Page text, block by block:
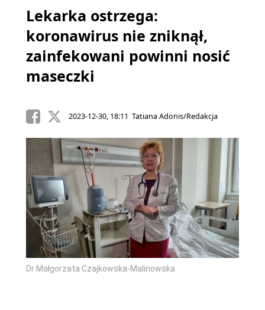
Lekarka ostrzega:
koronawirus nie zniknął,
zainfekowani powinni nosić
maseczki
2023-12-30, 18:11 Tatiana Adonis/Redakcja
Dr Małgorzata Czajkowska-Malinowska